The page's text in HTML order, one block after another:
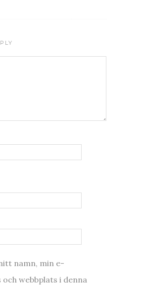
namn, min e-
webbplats i denna